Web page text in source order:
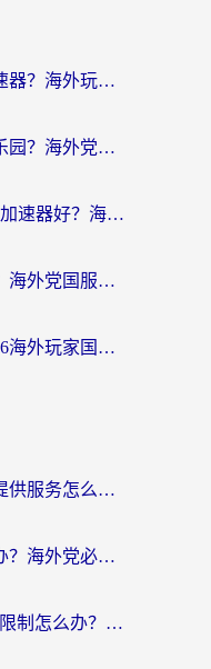
苹果打永劫无间用什么加速器？海外玩家亲测有效的国服游戏加速指南
比利时怎么玩汤姆猫水上乐园？海外党国服游戏加速终极指南（附无畏契约食之契约解决办法）
剑网3游戏在国外卡用什么加速器好？海外党亲测有效的国服游戏加速指南
打地下城与勇士卡怎么办？海外党国服游戏加速终极指南（附北美欧洲实测）
国外打新诛仙延迟高？2026海外玩家国服游戏加速器终极指南（附天龙八部闪耀暖暖实测）
爱奇艺暂时不对所在地区提供服务怎么办？海外党亲测有效的追剧解决方案
咪咕音乐国外用不了怎么办？海外党必备的国内内容访问全攻略
在老挝用喜马拉雅FM地区限制怎么办？海外党亲测有效的回国加速方案